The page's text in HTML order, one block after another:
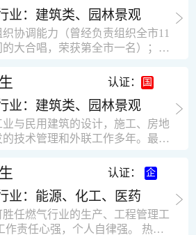
式工业厂房，焦作市林果住宅小
经理，该项目有住宅楼9栋6层砖混
建筑面积36000平方米。2004年
专业监理工程师，广东重工监理有
任专业监理工程师，监督的工程
东莞市花润雪花啤酒厂二期扩建
该工程有钢结构工业厂房2栋，每
平方米。东莞市新世纪花苑，该工
17层。2栋总面积32000平方米，
构。南奥园金州商业步行街等工
年的工作经验积累，使自己能适应
业的多种工作岗位。
国、英国、香港、北京、深圳等
师共同办理法律事务。 对民商事的
诉讼的合同纠纷、劳动纠纷、债
案件、仲裁案件都颇有造诣。尤其
涉及公司管理、企业改制，资产
组等法律业务。王律师有多篇学术
省部级会议和刊物上发表。数十年
经历中，王律师经办了数百起诉讼
案件，取得了较好的经济效益和
的工作作风；法律第一和当事人
益第一，忠诚和敬业是王福营律师
的追求。
业：建筑类、园林景观
织协调能力（曾经负责组织全市11
的大合唱，荣获第全市一名）；知
）；实际工作能力强，且经验丰
认证：
业：建筑类、园林景观
业与民用建筑的设计，施工、房地
的技术管理和外联工作多年。最大
层。基础理论和专业技术知识功底
能熟练从事复杂技术工程的设计与
，有丰富的大中型工程项目的施
经验。知识广博，设计、施工、予
产评估等都有较深造诣。曾独立
认证：
业：能源、化工、医药
胜任燃气行业的生产、工程管理工
作责任心强，个人自律强。 热爱